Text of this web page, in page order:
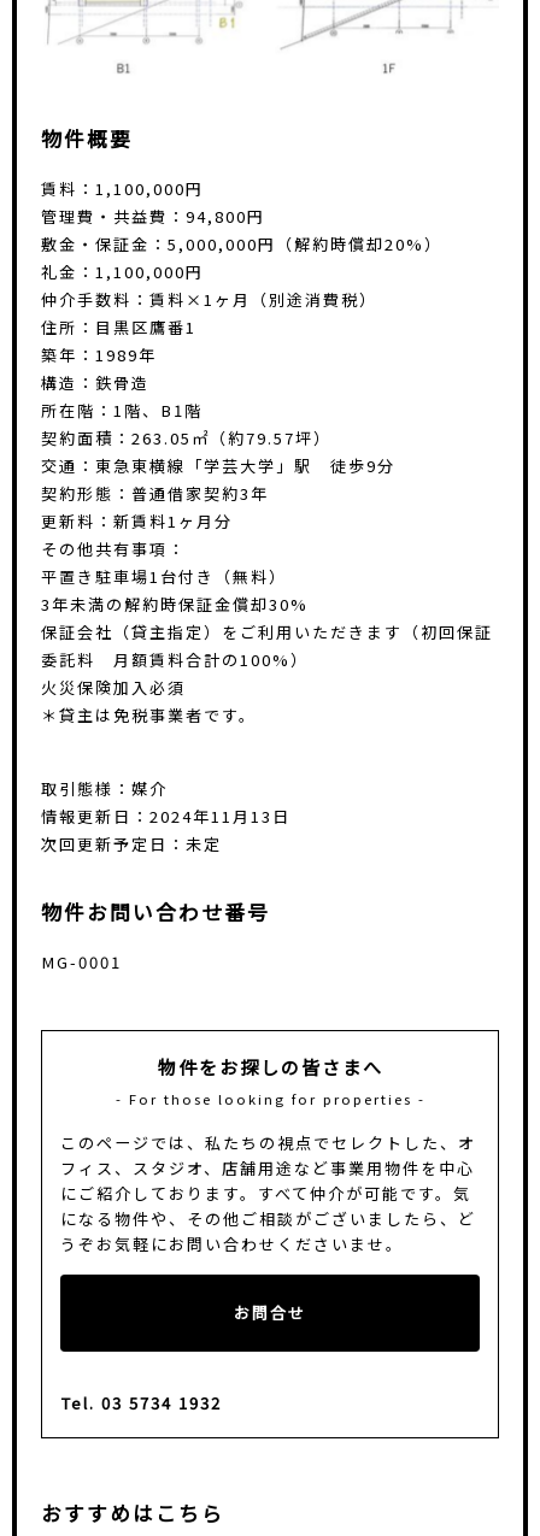
物件概要
賃料：1,100,000円
管理費・共益費：94,800円
敷金・保証金：5,000,000円（解約時償却20%）
礼金：1,100,000円
仲介手数料：賃料×1ヶ月（別途消費税）
住所：目黒区鷹番1
築年：1989年
構造：鉄骨造
所在階：1階、B1階
契約面積：263.05㎡（約79.57坪）
交通：東急東横線「学芸大学」駅 徒歩9分
契約形態：普通借家契約3年
更新料：新賃料1ヶ月分
その他共有事項：
平置き駐車場1台付き（無料）
3年未満の解約時保証金償却30%
保証会社（貸主指定）をご利用いただきます（初回保証
委託料 月額賃料合計の100%）
火災保険加入必須
＊貸主は免税事業者です。
取引態様：媒介
情報更新日：2024年11月13日
次回更新予定日：未定
物件お問い合わせ番号
MG-0001
物件をお探しの皆さまへ
- For those looking for properties -
このページでは、私たちの視点でセレクトした、オ
フィス、スタジオ、店舗用途など事業用物件を中心
にご紹介しております。 すべて仲介が可能です。気
になる物件や、その他ご相談がございましたら、ど
うぞお気軽にお問い合わせくださいませ。
お問合せ
Tel. 03 5734 1932
おすすめはこちら